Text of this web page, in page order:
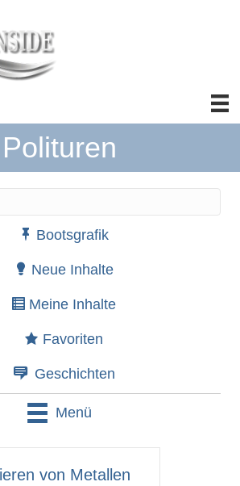
Polituren
der automatischen
Bootsgrafik
Neue Inhalte
Meine Inhalte
Favoriten
Geschichten
Menü
von Metallen